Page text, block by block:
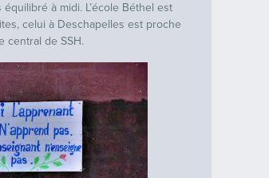
à midi. L’école Béthel est
celui à Deschapelles est proche
central de SSH.